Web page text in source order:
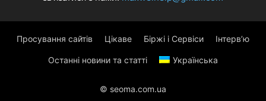
Просування сайтів Цікаве Біржі і Сервіси Інтерв’ю
Останні новини та статті Українська
© seoma.com.ua